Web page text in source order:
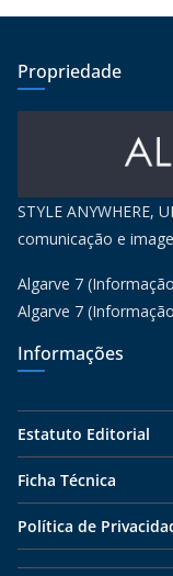
Propriedade
STYLE ANYWHERE,
comunicação e
Algarve 7
Algarve 7
Informações
Estatuto Editorial
Ficha Técnica
Política de